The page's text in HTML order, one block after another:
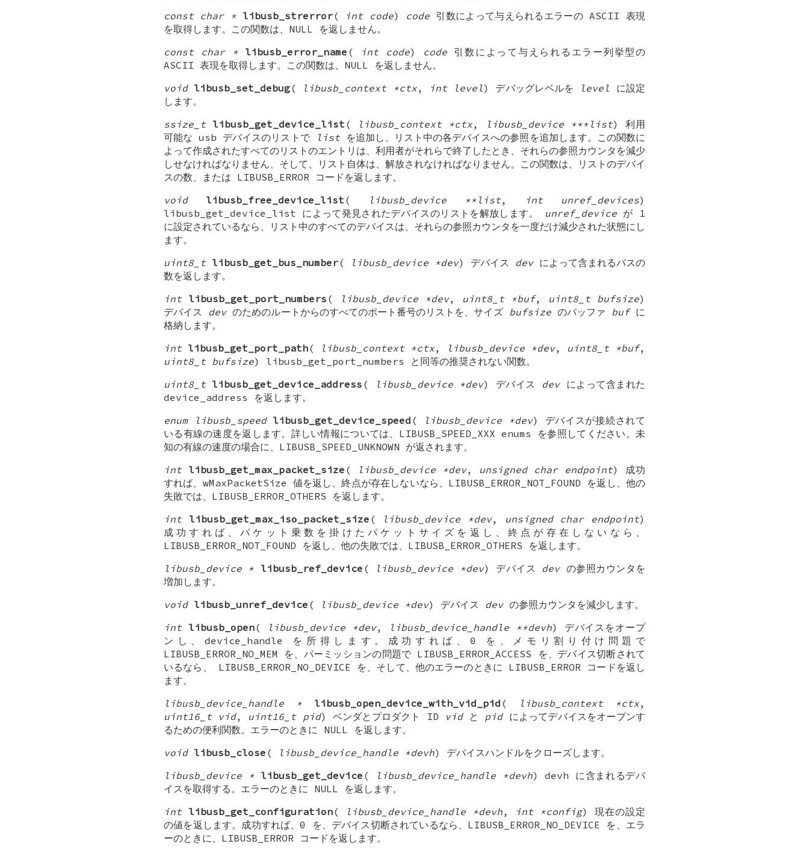
const char * libusb_strerror( int code) code引数によって与えられるエラーの ASCII 表現
を取得します。この関数は、NULL を返しません。
const char *
libusb_error_name ( int code) code引数によって与えられるエラー列挙型の
ASCII 表現を取得します。この関数は、NULL を返しません。
void libusb_set_debug( libusb_context *ctx, int level) デバッグレベルを level に設定
します。
ssize_t libusb_get_device_list ( libusb_context *ctx, libusb_device ***list) 利用
可能な usb デバイスのリストで
listを追加し、リスト中の各デバイスへの参照を追加します。この関数に
よって作成されたすべてのリストのエントリは、利用者がそれらで終了したとき、それらの参照カウンタを減少
しせなければなりません、そして、リスト自体は、解放されなければなりません。この関数は、リストのデバイ
スの数、または LIBUSB_ERROR コードを返します。
void
libusb_free_device_list ( libusb_device **list, int unref_devices)
libusb_get_device_list によって発見されたデバイスのリストを解放します。 unref_deviceが 1
に設定されているなら、リスト中のすべてのデバイスは、それらの参照カウンタを一度だけ減少された状態にし
ます。
uint8_t libusb_get_bus_number( libusb_device *dev) デバイス devによって含まれるバスの
数を返します。
int libusb_get_port_numbers ( libusb_device *dev, uint8_t *buf, uint8_t bufsize)
デバイス devのためのルートからのすべてのポート番号のリストを、サイズ bufsizeのバッファ bufに
格納します。
int libusb_get_port_path( libusb_context *ctx, libusb_device *dev, uint8_t *buf,
uint8_t bufsize) libusb_get_port_numbers と同等の推奨されない関数。
uint8_t libusb_get_device_address ( libusb_device *dev) デバイス devによって含まれた
device_address を返します。
enum libusb_speed libusb_get_device_speed ( libusb_device *dev) デバイスが接続されて
いる有線の速度を返します。詳しい情報については、LIBUSB_SPEED_XXX enums を参照してください。未
知の有線の速度の場合に、LIBUSB_SPEED_UNKNOWN が返されます。
int libusb_get_max_packet_size ( libusb_device *dev, unsigned char endpoint) 成功
すれば、wMaxPacketSize 値を返し、終点が存在しないなら、LIBUSB_ERROR_NOT_FOUND を返し、他の
失敗では、LIBUSB_ERROR_OTHERS を返します。
int
libusb_get_max_iso_packet_size ( libusb_device *dev, unsigned char endpoint)
成功すれば、パケット乗数を掛けたパケットサイズを返し、終点が存在しないなら、
LIBUSB_ERROR_NOT_FOUND を返し、他の失敗では、LIBUSB_ERROR_OTHERS を返します。
libusb_device * libusb_ref_device ( libusb_device *dev) デバイス devの参照カウンタを
増加します。
void libusb_unref_device ( libusb_device *dev) デバイス devの参照カウンタを減少します。
int libusb_open( libusb_device *dev, libusb_device_handle **devh) デバイスをオープ
ンし、device_handle を所得します。成功すれば、0 を、メモリ割り付け問題で
LIBUSB_ERROR_NO_MEM を、パーミッションの問題で LIBUSB_ERROR_ACCESS を、デバイス切断されて
いるなら、 LIBUSB_ERROR_NO_DEVICE を、そして、他のエラーのときに LIBUSB_ERROR コードを返し
ます。
libusb_device_handle *
libusb_open_device_with_vid_pid ( libusb_context *ctx,
uint16_t vid, uint16_t pid) ベンダとプロダクト ID vidと pidによってデバイスをオープンす
るための便利関数。エラーのときに NULL を返します。
void libusb_close ( libusb_device_handle *devh) デバイスハンドルをクローズします。
libusb_device * libusb_get_device ( libusb_device_handle *devh) devh に含まれるデバ
イスを取得する。エラーのときに NULL を返します。
int libusb_get_configuration( libusb_device_handle *devh, int *config) 現在の設定
の値を返します。成功すれば、0 を、デバイス切断されているなら、LIBUSB_ERROR_NO_DEVICE を、エラ
ーのときに、LIBUSB_ERROR コードを返します。